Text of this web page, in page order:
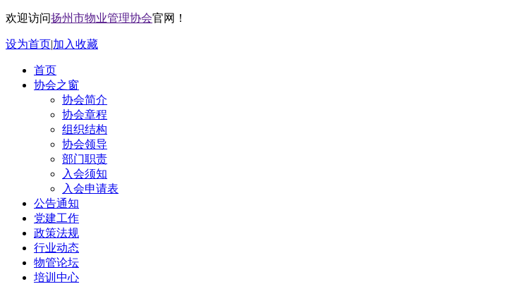
欢迎访问扬州市物业管理协会官网！
设为首页|加入收藏
首页
协会之窗
协会简介
协会章程
组织结构
协会领导
部门职责
入会须知
入会申请表
公告通知
党建工作
政策法规
行业动态
物管论坛
培训中心